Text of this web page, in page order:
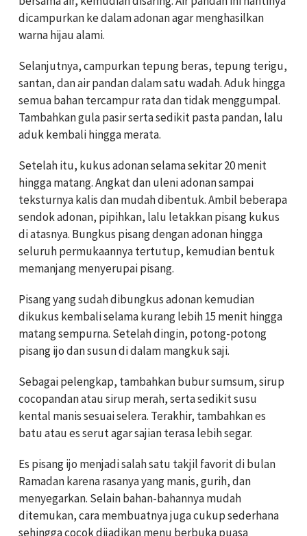
dicampurkan ke dalam adonan agar menghasilkan
warna hijau alami.
Selanjutnya, campurkan tepung beras, tepung terigu,
santan, dan air pandan dalam satu wadah. Aduk hingga
semua bahan tercampur rata dan tidak menggumpal.
Tambahkan gula pasir serta sedikit pasta pandan, lalu
aduk kembali hingga merata.
Setelah itu, kukus adonan selama sekitar 20 menit
hingga matang. Angkat dan uleni adonan sampai
teksturnya kalis dan mudah dibentuk. Ambil beberapa
sendok adonan, pipihkan, lalu letakkan pisang kukus
di atasnya. Bungkus pisang dengan adonan hingga
seluruh permukaannya tertutup, kemudian bentuk
memanjang menyerupai pisang.
Pisang yang sudah dibungkus adonan kemudian
dikukus kembali selama kurang lebih 15 menit hingga
matang sempurna. Setelah dingin, potong-potong
pisang ijo dan susun di dalam mangkuk saji.
Sebagai pelengkap, tambahkan bubur sumsum, sirup
cocopandan atau sirup merah, serta sedikit susu
kental manis sesuai selera. Terakhir, tambahkan es
batu atau es serut agar sajian terasa lebih segar.
Es pisang ijo menjadi salah satu takjil favorit di bulan
Ramadan karena rasanya yang manis, gurih, dan
menyegarkan. Selain bahan-bahannya mudah
ditemukan, cara membuatnya juga cukup sederhana
sehingga cocok dijadikan menu berbuka puasa